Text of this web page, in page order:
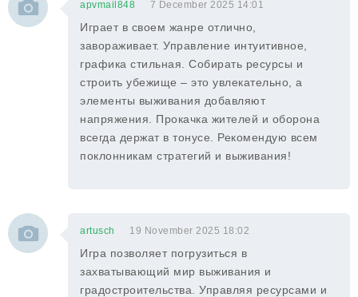
apvmail848 7 December 2025 14:01
Играет в своем жанре отлично,
завораживает. Управление интуитивное,
графика стильная. Собирать ресурсы и
строить убежище – это увлекательно, а
элементы выживания добавляют
напряжения. Прокачка жителей и оборона
всегда держат в тонусе. Рекомендую всем
поклонникам стратегий и выживания!
artusch 19 November 2025 18:02
Игра позволяет погрузиться в
захватывающий мир выживания и
градостроительства. Управляя ресурсами и